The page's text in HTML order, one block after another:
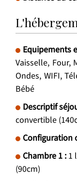
Equipements
Vaisselle Four
Ondes WIFI
Bébé
Descriptif
convertible
Configuration
Chambre 1 : 1
(90cm)